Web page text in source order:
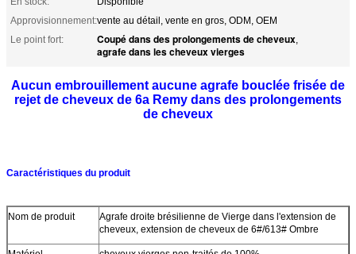
Approvisionnement:vente au détail, vente en gros, ODM, OEM
Le point fort:
Coupé dans des prolongements de cheveux,
agrafe dans les cheveux vierges
Aucun embrouillement aucune agrafe bouclée frisée de
rejet de cheveux de 6a Remy dans des prolongements
de cheveux
Caractéristiques du produit
Nom de produit
Agrafe droite brésilienne de Vierge dans l'extension de
cheveux, extension de cheveux de 6#/613# Ombre